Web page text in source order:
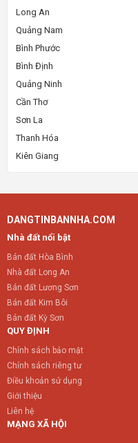
Long An
Quảng Nam
Bình Phước
Bình Định
Quảng Ninh
Cần Thơ
Sơn La
Thanh Hóa
Kiên Giang
DANGTINBANNHA.COM
Nhà đất nổi bật
Bán đất Hòa Bình
Nhà đất Long An
Bán đất Lương Sơn
Bán đất Kim Bôi
Bán đất Kỳ Sơn
QUY ĐỊNH
Chính sách bảo mật
Chính sách riêng tư
Điều khoản sử dụng
Giới thiệu
Liên hệ
MẠNG XÃ HỘI